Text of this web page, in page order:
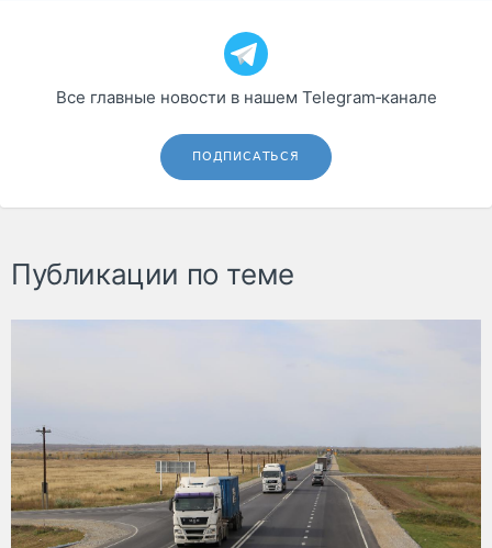
Все главные новости в нашем Telegram‑канале
ПОДПИСАТЬСЯ
Публикации по теме